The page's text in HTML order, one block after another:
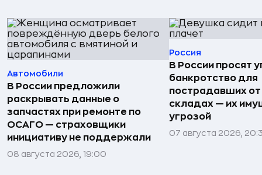
Автомобили
В России предложили
раскрывать данные о
запчастях при ремонте по
ОСАГО — страховщики
инициативу не поддержали
08 августа 2026, 19:00
Россия
В России просят
банкротство для
пострадавших
складах — их
угрозой
07 августа 2026,